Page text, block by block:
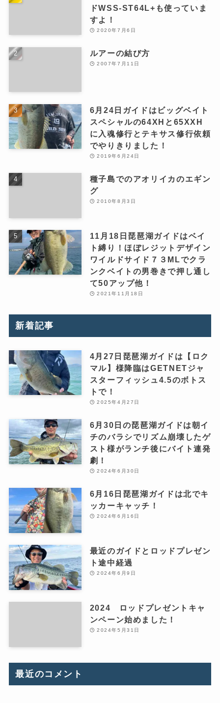
ドWSS-ST64L+も使っていま
すよ！
2020年7月6日
ルアーの結び方
2007年7月11日
6月24日ガイドはビッグベイト
スペシャルの64XHと65XXH
に入魂修行とテキサス修行依頼
でやりきりました！
2019年6月24日
種子島でのアオリイカのエギン
グ
2010年8月3日
11月18日琵琶湖ガイドはベイ
ト縛り！ほぼレジットデザイン
ワイルドサイド７３MLでクラ
ンクベイトの男巻きで押し通し
て50アップ他！
2021年11月18日
新着記事
4月27日琵琶湖ガイドは【ロク
マル】様降臨はGETNETジャ
スターフィッシュ4.5のボトス
トで！
2025年4月27日
6月30日の琵琶湖ガイドは朝イ
チのバラシでリズム崩壊したゲ
スト様がランチ後にバイト連発
劇！
2024年6月30日
6月16日琵琶湖ガイドは北でキ
ッカーキャッチ！
2024年6月16日
最近のガイドとロッドプレゼン
ト途中経過
2024年6月9日
2024 ロッドプレゼントキャ
ンペーン始めました！
2024年5月31日
最近のコメント